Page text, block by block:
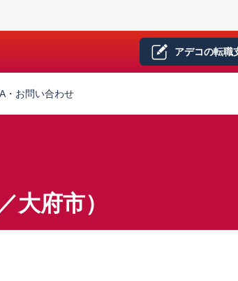
アデコの転職
・お問い合わせ
大府市）